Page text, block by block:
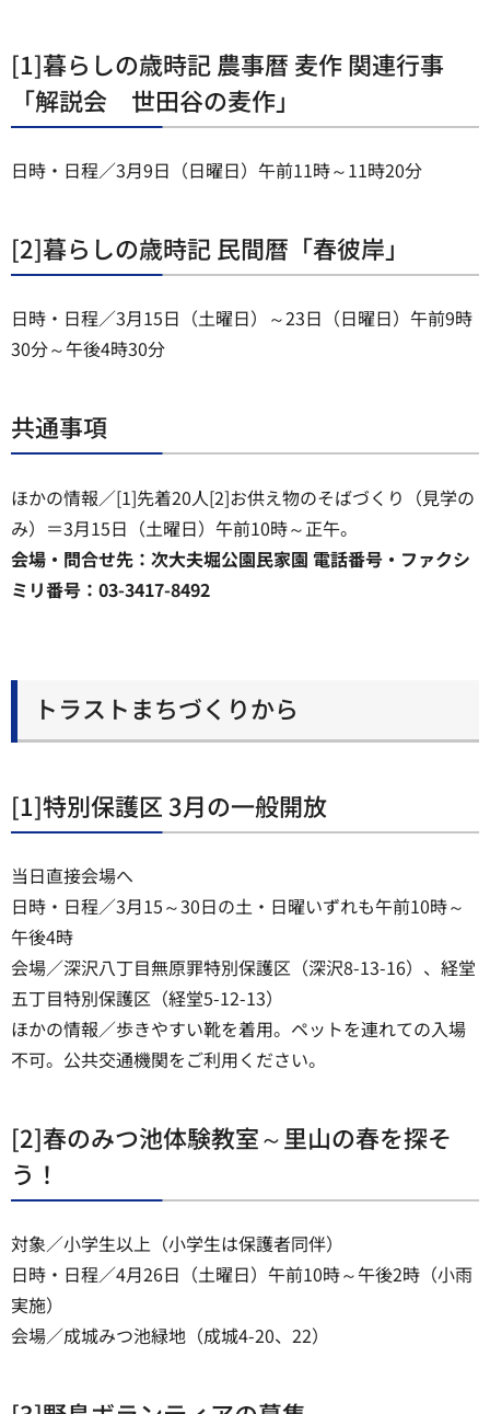
[1]暮らしの歳時記 農事暦 麦作 関連行事
「解説会 世田谷の麦作」
日時・日程／3月9日（日曜日）午前11時～11時20分
[2]暮らしの歳時記 民間暦「春彼岸」
日時・日程／3月15日（土曜日）～23日（日曜日）午前9時
30分～午後4時30分
共通事項
ほかの情報／[1]先着20人[2]お供え物のそばづくり（見学の
み）＝3月15日（土曜日）午前10時～正午。
会場・問合せ先：次大夫堀公園民家園 電話番号・ファクシ
ミリ番号：03-3417-8492
トラストまちづくりから
[1]特別保護区 3月の一般開放
当日直接会場へ
日時・日程／3月15～30日の土・日曜いずれも午前10時～
午後4時
会場／深沢八丁目無原罪特別保護区（深沢8-13-16）、経堂
五丁目特別保護区（経堂5-12-13）
ほかの情報／歩きやすい靴を着用。ペットを連れての入場
不可。公共交通機関をご利用ください。
[2]春のみつ池体験教室～里山の春を探そ
う！
対象／小学生以上（小学生は保護者同伴）
日時・日程／4月26日（土曜日）午前10時～午後2時（小雨
実施）
会場／成城みつ池緑地（成城4-20、22）